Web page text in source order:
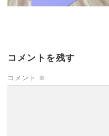
コメントを残す
コメント ※